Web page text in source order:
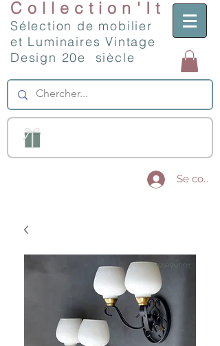
Collection'It
Sélection de mobilier
et Luminaires Vintage
Design 20e siècle
Se